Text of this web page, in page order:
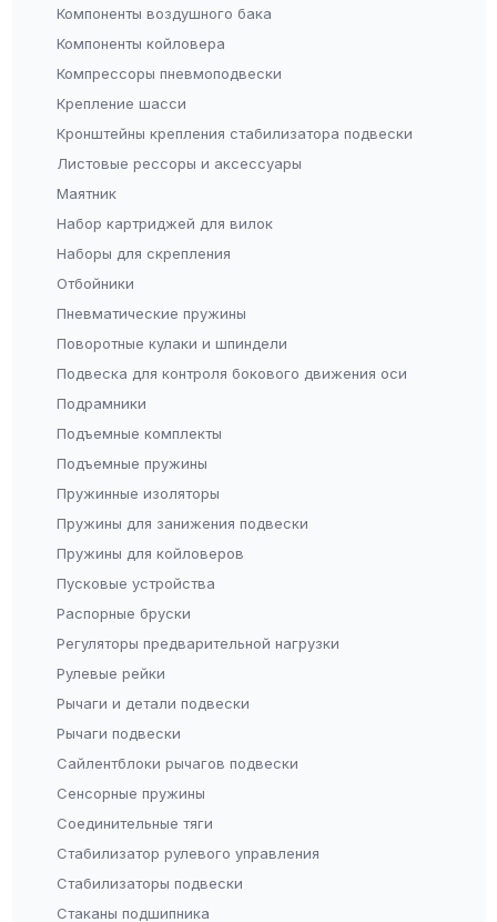
Компоненты воздушного бака
Компоненты койловера
Компрессоры пневмоподвески
Крепление шасси
Кронштейны крепления стабилизатора подвески
Листовые рессоры и аксессуары
Маятник
Набор картриджей для вилок
Наборы для скрепления
Отбойники
Пневматические пружины
Поворотные кулаки и шпиндели
Подвеска для контроля бокового движения оси
Подрамники
Подъемные комплекты
Подъемные пружины
Пружинные изоляторы
Пружины для занижения подвески
Пружины для койловеров
Пусковые устройства
Распорные бруски
Регуляторы предварительной нагрузки
Рулевые рейки
Рычаги и детали подвески
Рычаги подвески
Сайлентблоки рычагов подвески
Сенсорные пружины
Соединительные тяги
Стабилизатор рулевого управления
Стабилизаторы подвески
Стаканы подшипника